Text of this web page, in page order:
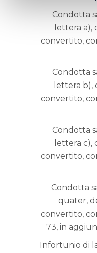
Condotta
lettera a),
convertito,
Condotta
lettera b),
convertito,
Condotta
lettera c),
convertito,
Condotta
quater,
convertito,
73, in
Infortunio di